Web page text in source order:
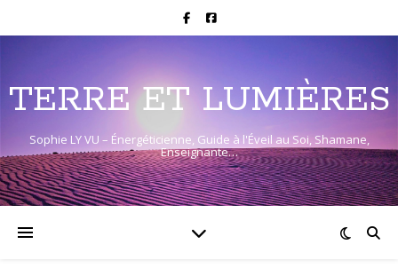
TERRE ET LUMIÈRES
Sophie LY VU – Énergéticienne, Guide à l'Éveil au Soi, Shamane,
Enseignante…